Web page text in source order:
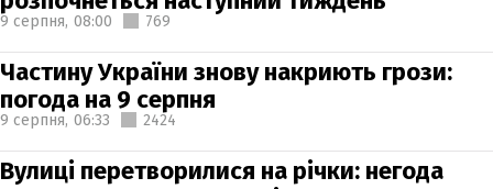
9 серпня, 08:00 769
Частину України знову накриють грози:
погода на 9 серпня
9 серпня, 06:33 2424
Вулиці перетворилися на річки: негода